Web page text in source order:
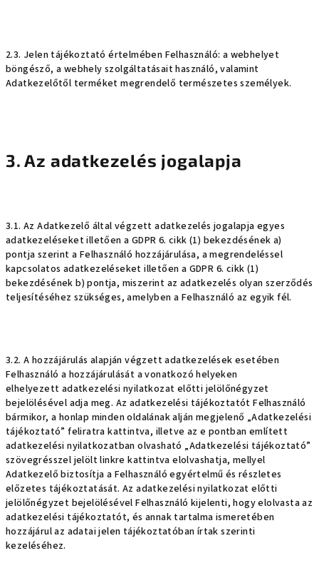
2.3. Jelen tájékoztató értelmében Felhasználó: a webhelyet
böngésző, a webhely szolgáltatásait használó, valamint
Adatkezelőtől terméket megrendelő természetes személyek.
3. Az adatkezelés jogalapja
3.1. Az Adatkezelő által végzett adatkezelés jogalapja egyes
adatkezeléseket illetően a GDPR 6. cikk (1) bekezdésének a)
pontja szerint a Felhasználó hozzájárulása, a megrendeléssel
kapcsolatos adatkezeléseket illetően a GDPR 6. cikk (1)
bekezdésének b) pontja, miszerint az adatkezelés olyan szerződés
teljesítéséhez szükséges, amelyben a Felhasználó az egyik fél.
3.2. A hozzájárulás alapján végzett adatkezelések esetében
Felhasználó a hozzájárulását a vonatkozó helyeken
elhelyezett adatkezelési nyilatkozat előtti jelölőnégyzet
bejelölésével adja meg. Az adatkezelési tájékoztatót Felhasználó
bármikor, a honlap minden oldalának alján megjelenő „Adatkezelési
tájékoztató” feliratra kattintva, illetve az e pontban említett
adatkezelési nyilatkozatban olvasható „Adatkezelési tájékoztató”
szövegrésszel jelölt linkre kattintva elolvashatja, mellyel
Adatkezelő biztosítja a Felhasználó egyértelmű és részletes
előzetes tájékoztatását. Az adatkezelési nyilatkozat előtti
jelölőnégyzet bejelölésével Felhasználó kijelenti, hogy elolvasta az
adatkezelési tájékoztatót, és annak tartalma ismeretében
hozzájárul az adatai jelen tájékoztatóban írtak szerinti
kezeléséhez.